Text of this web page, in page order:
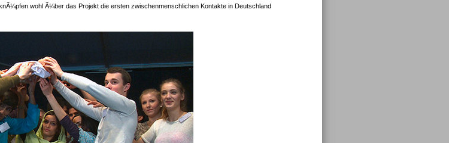
wohl Ã¼ber das Projekt die ersten zwischenmenschlichen Kontakte in Deutschland